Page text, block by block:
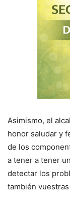
Asimismo, el
honor saludar y
de los
a tener a tener
detectar los
también